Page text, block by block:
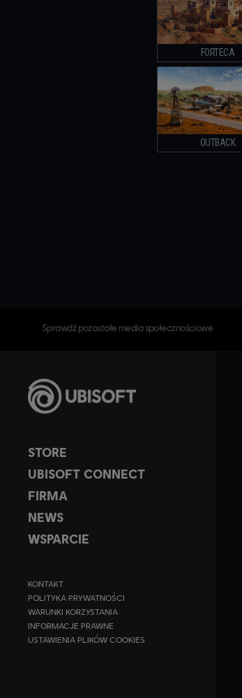
FORTECA
OUTBACK
Sprawdź pozostałe media społecznościowe
STORE
UBISOFT CONNECT
FIRMA
NEWS
WSPARCIE
KONTAKT
POLITYKA PRYWATNOŚCI
WARUNKI KORZYSTANIA
INFORMACJE PRAWNE
USTAWIENIA PLIKÓW COOKIES